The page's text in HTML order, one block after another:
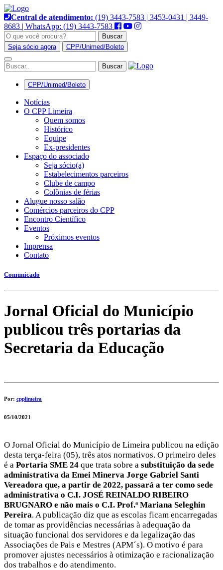
Pular
para
o
conteúdo
Central de atendimento: (19) 3443-7583 | 3453-0431 | 3449-
8683 | WhatsApp: (19) 3443-7583
Buscar
Seja sócio agora
CPP/Unimed/Boleto
Alternar
navegação
CPP/Unimed/Boleto
Notícias
O CPP Limeira
Quem somos
Histórico
Equipe
Ex-presidentes
Espaço do associado
Seja sócio(a)
Estabelecimentos parceiros
Clube de campo
Colônias de férias
Alugue nosso salão
Comércios parceiros do CPP
Encontro Científico
Eventos
Próximos eventos
Imprensa
Contato
Comunicado
Jornal Oficial do Município
publicou três portarias da
Secretaria da Educação
Por: cpplimeira
05/10/2021
O Jornal Oficial do Município de Limeira publicou na edição
desta terça-feira (05), três atos normativos. O primeiro deles
é a Portaria SME 24 que trata sobre a substituição da sede
administrativa da Emei Minerva Jorge Gabriel Santi
Vereadora que, a partir de 2022, passará a ter como sede
administrativa o C.I. JOSÉ REINALDO RIBEIRO
BRUGNARO e não mais o C.I. Prof.ª Mariana Seleghin
Pereira. A publicação diz que as escolas ficam encarregadas
de tomar as providências necessárias à adequação da
situação funcional dos servidores e da legalização das
Associações de Pais e Mestres (APM´s). O motivo é para
promover ajustes necessários à otimização e racionalização
dos trabalhos e do atendimento.